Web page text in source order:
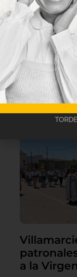
Lo
a la